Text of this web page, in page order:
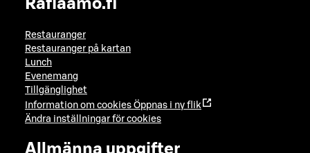
Raflaamo.fi
Restauranger
Restauranger på kartan
Lunch
Evenemang
Tillgänglighet
Information om cookies Öppnas i ny flik
Ändra inställningar för cookies
Allmänna uppgifter